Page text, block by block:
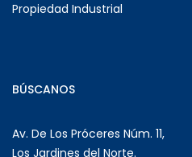
Propiedad Industrial
BÚSCANOS
Av. De Los Próceres Núm. 11,
Los Jardines del Norte.